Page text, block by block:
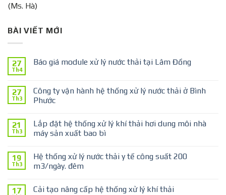
(Ms. Hà)
BÀI VIẾT MỚI
27
Th4
Báo giá module xử lý nước thải tại Lâm Đồng
27
Th3
Công ty vận hành hệ thống xử lý nước thải ở Bình
Phước
21
Th3
Lắp đặt hệ thống xử lý khí thải hơi dung môi nhà
máy sản xuất bao bì
19
Th3
Hệ thống xử lý nước thải y tế công suất 200
m3/ngày. đêm
17 Cải tạo nâng cấp hệ thống xử lý khí thải